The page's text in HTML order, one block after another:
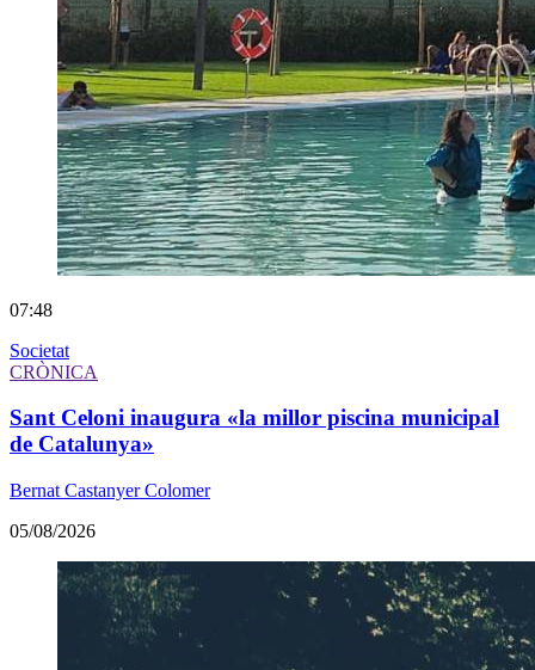
07:48
Societat
CRÒNICA
Sant Celoni inaugura «la millor piscina municipal
de Catalunya»
Bernat Castanyer Colomer
05/08/2026